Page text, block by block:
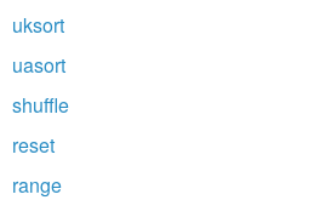
uksort
uasort
shuffle
reset
range